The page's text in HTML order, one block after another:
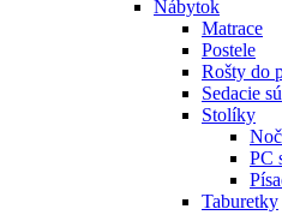
Nábytok
Matrace
Postele
Rošty do
Sedacie
Stolíky
PC
Taburetky